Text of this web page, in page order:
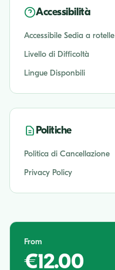
Accessibilità
Accessibile Sedia a rotelle
Livello di Difficoltà
Lingue Disponbili
Politiche
Politica di Cancellazione
Privacy Policy
From
€12.00